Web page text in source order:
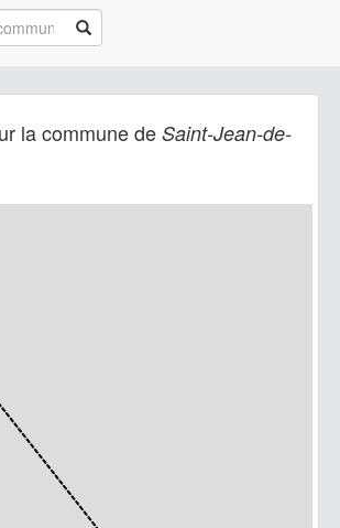
la commune deSaint-Jean-de-